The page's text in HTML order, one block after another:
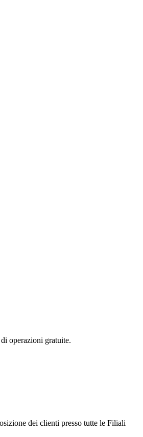
operazioni gratuite.
dei clienti presso tutte le Filiali